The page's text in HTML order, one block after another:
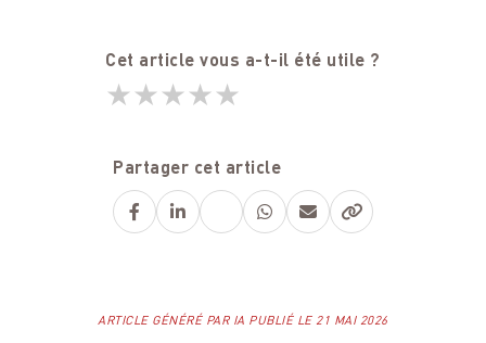
Cet article vous a-t-il été utile ?
★★★★★
Partager cet article
FacebookLinkedIn WhatsApp
E-
ARTICLE GÉNÉRÉ PAR IA PUBLIÉ LE 21 MAI 2026